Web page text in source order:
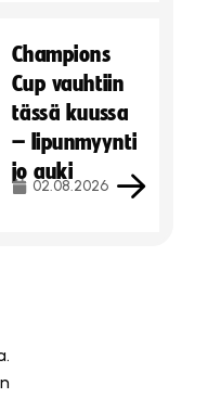
Champions
Cup vauhtiin
tässä kuussa
– lipunmyynti
jo auki
02.08.2026